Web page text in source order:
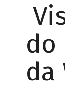
do
da